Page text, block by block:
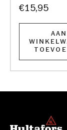
€15,95
AAN